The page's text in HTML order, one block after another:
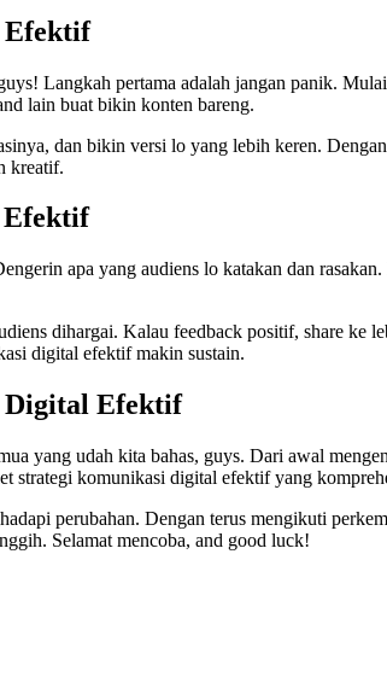
Efektif
Langkah pertama adalah jangan panik.
lain buat bikin konten bareng.
dan bikin versi lo yang lebih keren.
kreatif.
Efektif
apa yang audiens lo katakan dan
dihargai. Kalau feedback positif, share ke
digital efektif makin sustain.
Digital Efektif
yang udah kita bahas, guys. Dari awal
strategi komunikasi digital efektif yang
perubahan. Dengan terus mengikuti
Selamat mencoba, and good luck!